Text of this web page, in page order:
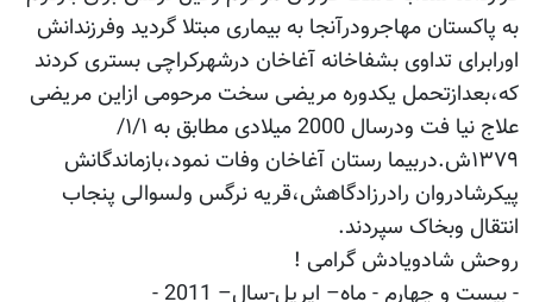
به پاکستان مهاجرودرآنجا به بیماری مبتلا گردید وفرزندانش
اورابرای تداوی بشفاخانه آغاخان درشهرکراچی بستری کردند
که،بعدازتحمل یکدوره مریضی سخت مرحومی ازاین مریضی
علاج نیا فت ودرسال 2000 میلادی مطابق به ۱/۱/
۱۳۷۹ش.دربیما رستان آغاخان وفات نمود،بازماندگانش
پیکرشادروان رادرزادگاهش،قریه نرگس ولسوالی پنجاب
انتقال وبخاک سپردند.
روحش شادویادش گرامی !
- بیست و چهارم - ماه– اپریل-سال– 2011 -